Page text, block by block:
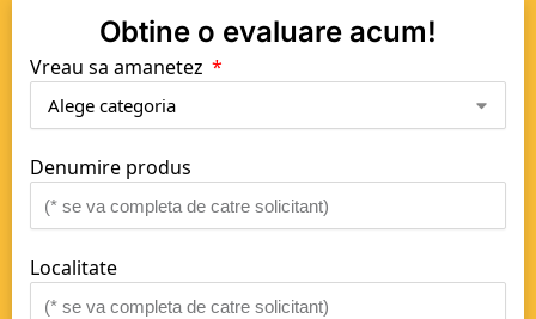
Obtine o evaluare acum!
Vreau sa amanetez
Denumire produs
Localitate